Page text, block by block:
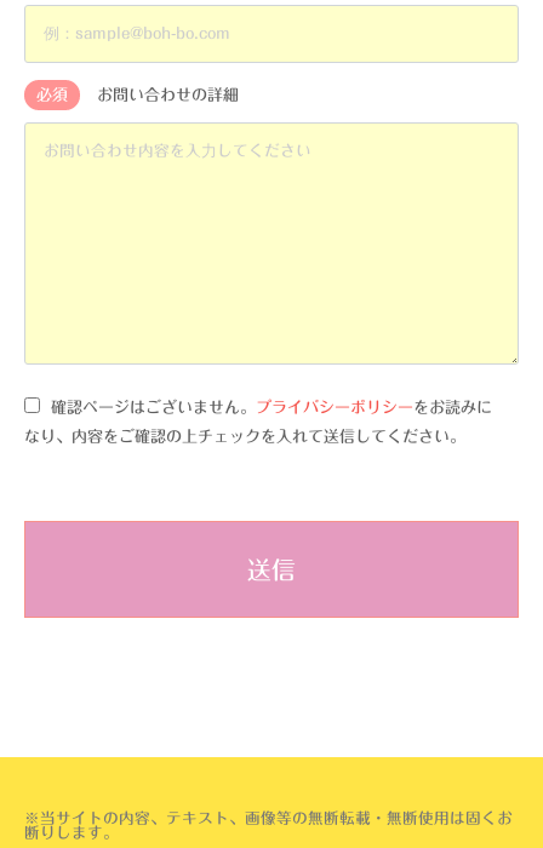
必須 お問い合わせの詳細
確認ページはございません。 プライバシーポリシーをお読みに
なり、内容をご確認の上チェックを入れて送信してください。
※当サイトの内容、テキスト、画像等の無断転載・無断使用は固くお
断りします。